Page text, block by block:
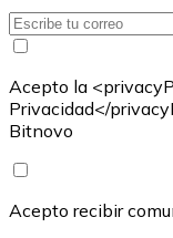
Acepto la
Privacidad</
Bitnovo
Acepto recibir